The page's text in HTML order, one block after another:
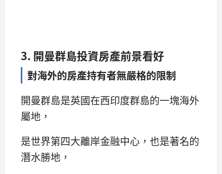
3. 開曼群島投資房產前景看好
對海外的房產持有者無嚴格的限制
開曼群島是英國在西印度群島的一塊海外
屬地，
是世界第四大離岸金融中心，也是著名的
潛水勝地，